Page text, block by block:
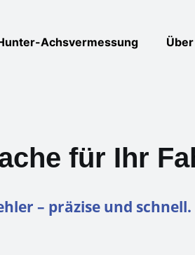
Achsvermessung
für Ihr
– präzise und schnell.